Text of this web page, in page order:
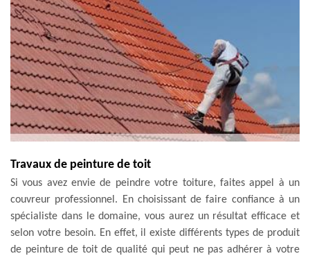
Travaux de peinture de toit
Si vous avez envie de peindre votre toiture, faites appel à un
couvreur professionnel. En choisissant de faire confiance à un
spécialiste dans le domaine, vous aurez un résultat efficace et
selon votre besoin. En effet, il existe différents types de produit
de peinture de toit de qualité qui peut ne pas adhérer à votre